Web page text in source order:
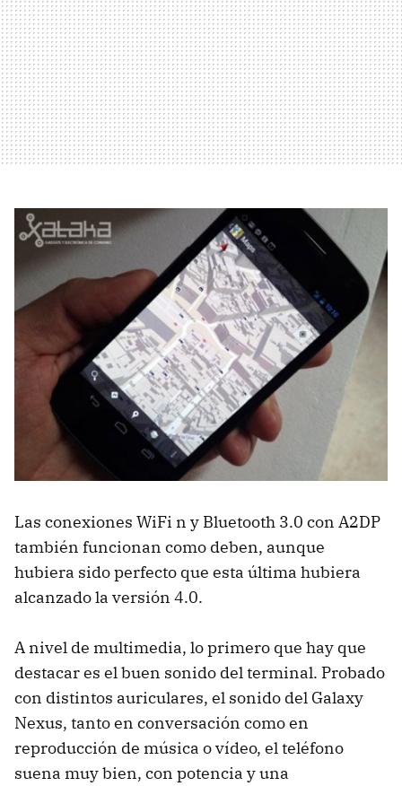
Las conexiones WiFi n y Bluetooth 3.0 con A2DP
también funcionan como deben, aunque
hubiera sido perfecto que esta última hubiera
alcanzado la versión 4.0.
A nivel de multimedia, lo primero que hay que
destacar es el buen sonido del terminal. Probado
con distintos auriculares, el sonido del Galaxy
Nexus, tanto en conversación como en
reproducción de música o vídeo, el teléfono
suena muy bien, con potencia y una